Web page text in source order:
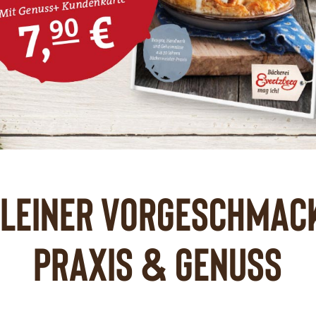
Praxis & Genuss